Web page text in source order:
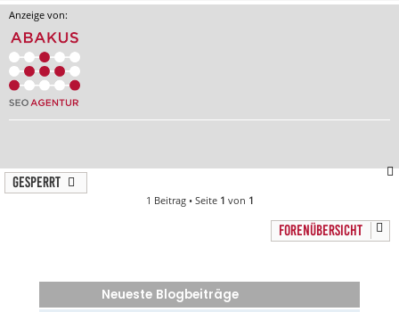
Anzeige von:
Gesperrt
1 Beitrag • Seite 1 von 1
FORENÜBERSICHT
Neueste Blogbeiträge